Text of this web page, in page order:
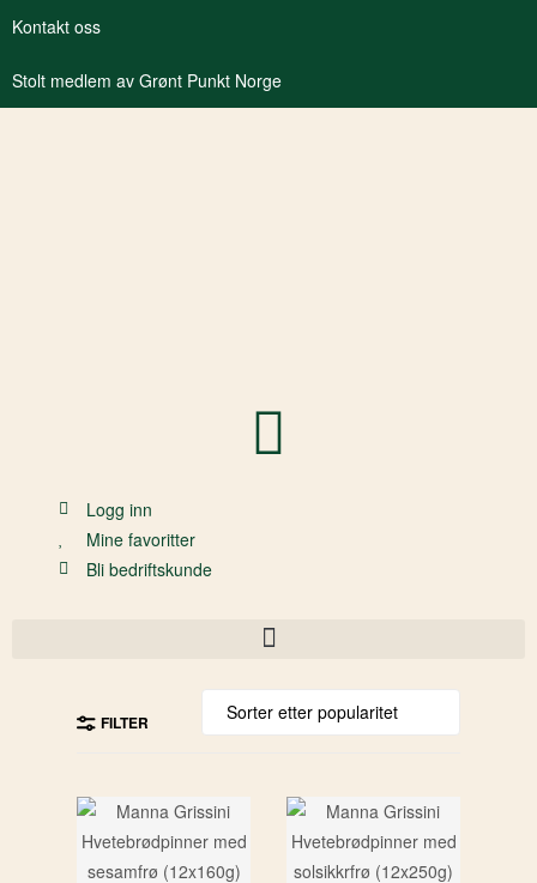
Kontakt oss
Stolt medlem av Grønt Punkt Norge
Logg inn
Mine favoritter
Bli bedriftskunde
FILTER